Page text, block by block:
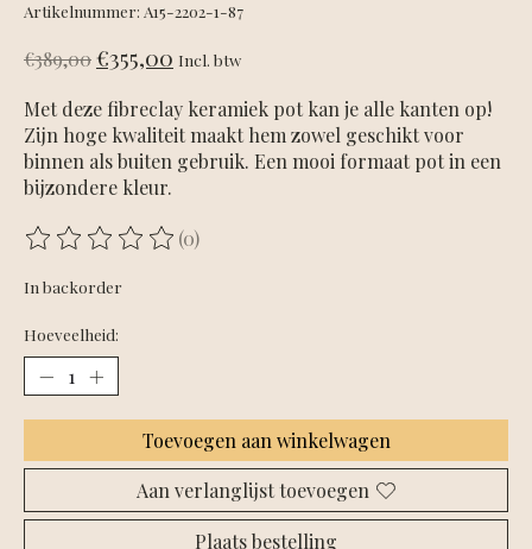
Artikelnummer: A15-2202-1-87
€389,00€355,00 Incl. btw
Met deze fibreclay keramiek pot kan je alle kanten op!
Zijn hoge kwaliteit maakt hem zowel geschikt voor
binnen als buiten gebruik. Een mooi formaat pot in een
bijzondere kleur.
De beoordeling van dit product is
(0)
In backorder
Hoeveelheid:
Toevoegen aan winkelwagen
Aan verlanglijst toevoegen
Plaats bestelling